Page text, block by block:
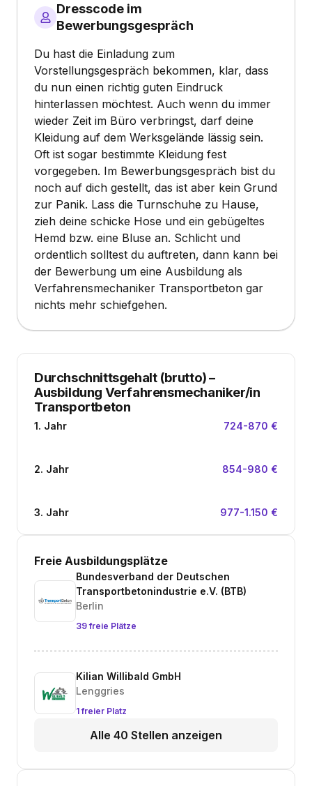
Dresscode im
Bewerbungsgespräch
Du hast die Einladung zum
Vorstellungsgespräch bekommen, klar, dass
du nun einen richtig guten Eindruck
hinterlassen möchtest. Auch wenn du immer
wieder Zeit im Büro verbringst, darf deine
Kleidung auf dem Werksgelände lässig sein.
Oft ist sogar bestimmte Kleidung fest
vorgegeben. Im Bewerbungsgespräch bist du
noch auf dich gestellt, das ist aber kein Grund
zur Panik. Lass die Turnschuhe zu Hause,
zieh deine schicke Hose und ein gebügeltes
Hemd bzw. eine Bluse an. Schlicht und
ordentlich solltest du auftreten, dann kann bei
der Bewerbung um eine Ausbildung als
Verfahrensmechaniker Transportbeton gar
nichts mehr schiefgehen.
Durchschnittsgehalt (brutto)–
Ausbildung Verfahrensmechaniker/in
Transportbeton
1. Jahr 724-870 €
2. Jahr 854-980 €
3. Jahr 977-1.150 €
Freie Ausbildungsplätze
Bundesverband der Deutschen
Transportbetonindustrie e.V. (BTB)
Berlin
39 freie Plätze
Kilian Willibald GmbH
Lenggries
1 freier Platz
Alle 40 Stellen anzeigen